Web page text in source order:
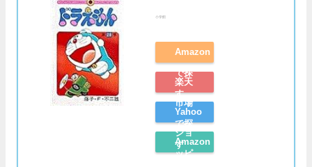
小学館
Amazon
で探
す
楽天
市場
で探
す
Yahoo
ショ
ッピ
Amazon